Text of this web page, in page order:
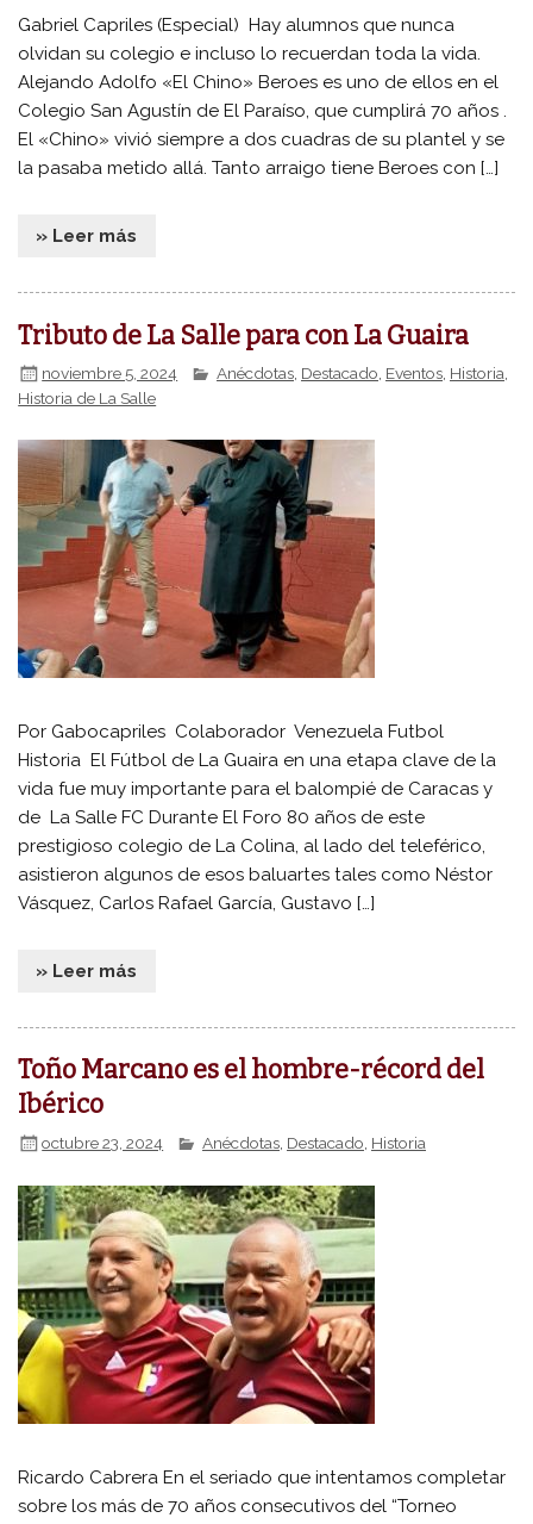
Gabriel Capriles (Especial) Hay alumnos que nunca
olvidan su colegio e incluso lo recuerdan toda la vida.
Alejando Adolfo «El Chino» Beroes es uno de ellos en el
Colegio San Agustín de El Paraíso, que cumplirá 70 años .
El «Chino» vivió siempre a dos cuadras de su plantel y se
la pasaba metido allá. Tanto arraigo tiene Beroes con […]
» Leer más
Tributo de La Salle para con La Guaira
noviembre 5, 2024 Anécdotas Destacado Eventos Historia
Historia de La Salle
Por Gabocapriles Colaborador Venezuela Futbol
Historia El Fútbol de La Guaira en una etapa clave de la
vida fue muy importante para el balompié de Caracas y
de La Salle FC Durante El Foro 80 años de este
prestigioso colegio de La Colina, al lado del teleférico,
asistieron algunos de esos baluartes tales como Néstor
Vásquez, Carlos Rafael García, Gustavo […]
» Leer más
Toño Marcano es el hombre-récord del
Ibérico
octubre 23, 2024 Anécdotas Destacado Historia
Ricardo Cabrera En el seriado que intentamos completar
sobre los más de 70 años consecutivos del “Torneo